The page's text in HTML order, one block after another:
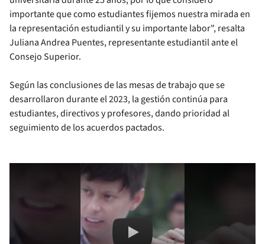
importante que como estudiantes fijemos nuestra mirada en
la representación estudiantil y su importante labor", resalta
Juliana Andrea Puentes, representante estudiantil ante el
Consejo Superior.
Según las conclusiones de las mesas de trabajo que se
desarrollaron durante el 2023, la gestión continúa para
estudiantes, directivos y profesores, dando prioridad al
seguimiento de los acuerdos pactados.
Más plazos y oportunidades